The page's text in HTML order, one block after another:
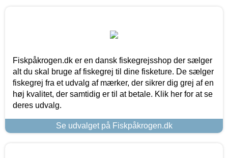
Fiskpåkrogen.dk er en dansk fiskegrejsshop der sælger
alt du skal bruge af fiskegrej til dine fisketure. De sælger
fiskegrej fra et udvalg af mærker, der sikrer dig grej af en
høj kvalitet, der samtidig er til at betale. Klik her for at se
deres udvalg.
Se udvalget på Fiskpåkrogen.dk